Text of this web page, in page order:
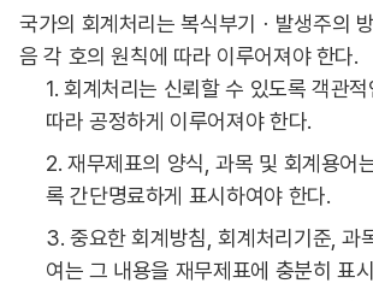
국가의 회계처리는 복식부기ㆍ발생주의
음 각 호의 원칙에 따라 이루어져야 한다.
1. 회계처리는 신뢰할 수 있도록 객관적
따라 공정하게 이루어져야 한다.
2. 재무제표의 양식, 과목 및 회계용어
록 간단명료하게 표시하여야 한다.
3. 중요한 회계방침, 회계처리기준, 과
여는 그 내용을 재무제표에 충분히 표